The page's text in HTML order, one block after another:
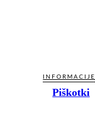
INFORMACIJE
Piškotki